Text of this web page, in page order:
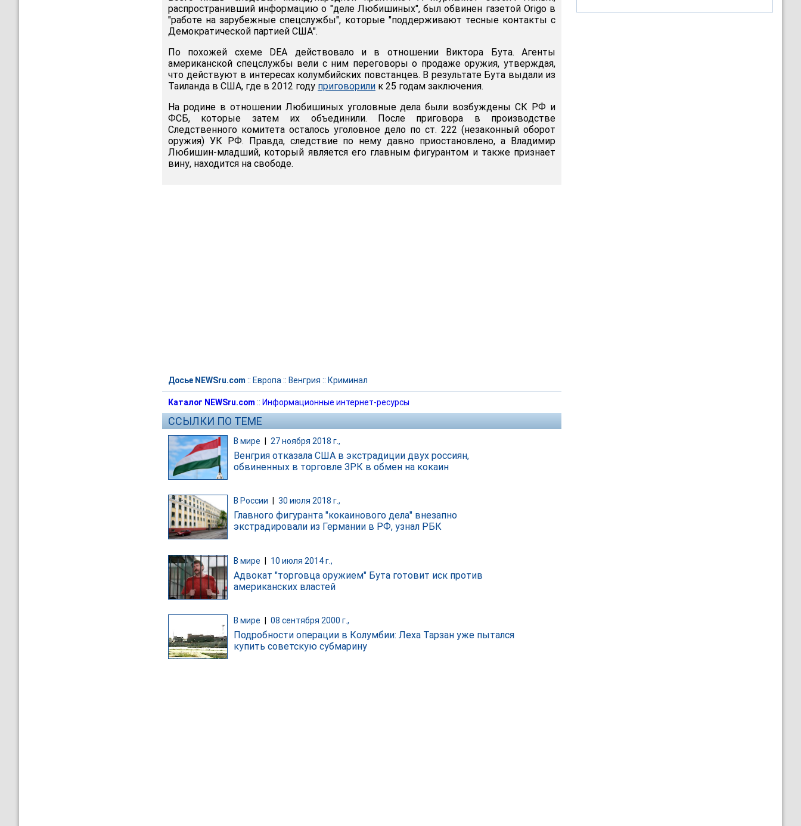
распространивший информацию о "деле Любишиных", был обвинен газетой Origo в
"работе на зарубежные спецслужбы", которые "поддерживают тесные контакты с
Демократической партией США".
По похожей схеме DEA действовало и в отношении Виктора Бута. Агенты
американской спецслужбы вели с ним переговоры о продаже оружия, утверждая,
что действуют в интересах колумбийских повстанцев. В результате Бута выдали из
Таиланда в США, где в 2012 году приговорили к 25 годам заключения.
На родине в отношении Любишиных уголовные дела были возбуждены СК РФ и
ФСБ, которые затем их объединили. После приговора в производстве
Следственного комитета осталось уголовное дело по ст. 222 (незаконный оборот
оружия) УК РФ. Правда, следствие по нему давно приостановлено, а Владимир
Любишин-младший, который является его главным фигурантом и также признает
вину, находится на свободе.
Досье NEWSru.com :: Европа :: Венгрия :: Криминал
Каталог NEWSru.com :: Информационные интернет-ресурсы
ССЫЛКИ ПО ТЕМЕ
В мире 27 ноября 2018 г.,
Венгрия отказала США в экстрадиции двух россиян,
обвиненных в торговле ЗРК в обмен на кокаин
В России 30 июля 2018 г.,
Главного фигуранта "кокаинового дела" внезапно
экстрадировали из Германии в РФ, узнал РБК
В мире | 10 июля 2014 г.,
Адвокат "торговца оружием" Бута готовит иск против
американских властей
В мире 08 сентября 2000 г.,
Подробности операции в Колумбии: Леха Тарзан уже пытался
купить советскую субмарину